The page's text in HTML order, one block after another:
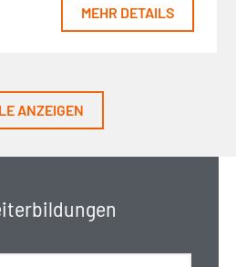
MEHR DETAILS
ANZEIGEN